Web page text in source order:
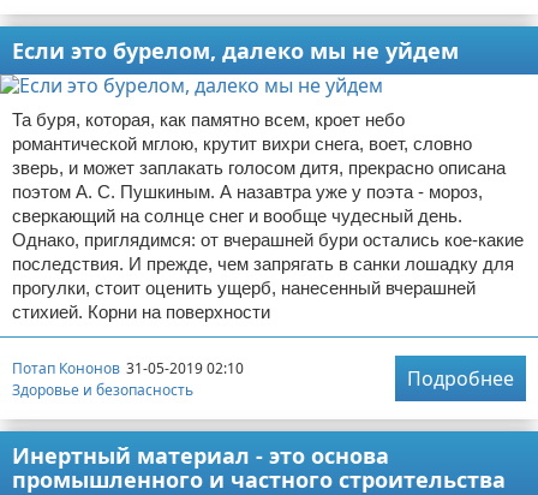
Если это бурелом, далеко мы не уйдем
Та буря, которая, как памятно всем, кроет небо
романтической мглою, крутит вихри снега, воет, словно
зверь, и может заплакать голосом дитя, прекрасно описана
поэтом А. С. Пушкиным. А назавтра уже у поэта - мороз,
сверкающий на солнце снег и вообще чудесный день.
Однако, приглядимся: от вчерашней бури остались кое-какие
последствия. И прежде, чем запрягать в санки лошадку для
прогулки, стоит оценить ущерб, нанесенный вчерашней
стихией. Корни на поверхности
Потап Кононов 31-05-2019 02:10
Здоровье и безопасность
Подробнее
Инертный материал - это основа
промышленного и частного строительства